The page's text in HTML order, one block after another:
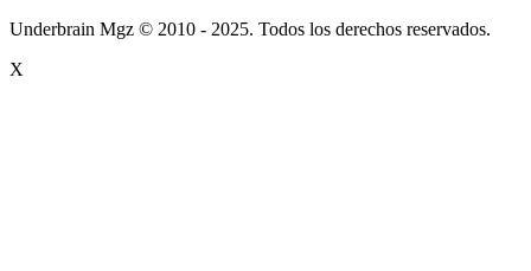
Underbrain Mgz © 2010 - 2025. Todos los derechos reservados.
X